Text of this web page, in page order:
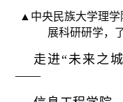
▲中央民族大学理学
展科研研学，
走进“未来之
——